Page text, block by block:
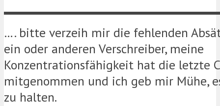
…. bitte verzeih mir die fehlenden
ein oder anderen Verschreiber, meine
Konzentrationsfähigkeit hat die letzte
mitgenommen und ich geb mir Mühe,
zu halten.